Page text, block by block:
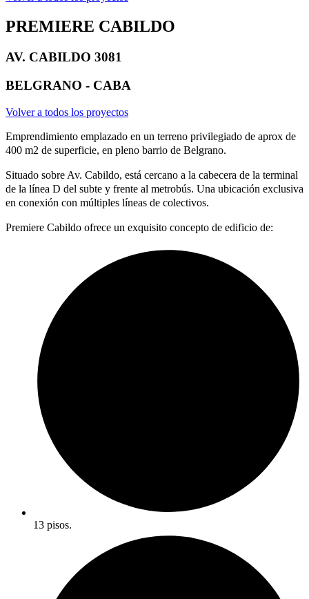
PREMIERE CABILDO​
AV. CABILDO 3081​
BELGRANO - CABA
Volver a todos los proyectos
Emprendimiento emplazado en un terreno privilegiado de aprox de
400 m2 de superficie, en pleno barrio de Belgrano.
Situado sobre Av. Cabildo, está cercano a la cabecera de la terminal
de la línea D del subte y frente al metrobús. Una ubicación exclusiva
en conexión con múltiples líneas de colectivos.​
Premiere Cabildo ofrece un exquisito concepto de edificio de:
13 pisos.